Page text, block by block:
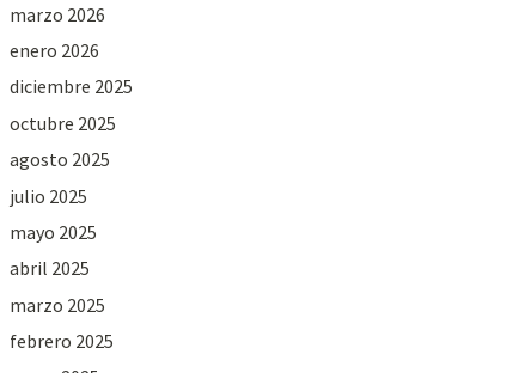
marzo 2026
enero 2026
diciembre 2025
octubre 2025
agosto 2025
julio 2025
mayo 2025
abril 2025
marzo 2025
febrero 2025